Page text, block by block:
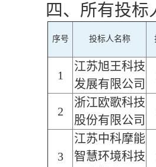
四、所有投标
序号 投标人名称
1
江苏旭王科技
发展有限公司
2
浙江欧歌科技
股份有限公司
3
江苏中科摩能
智慧环境科技